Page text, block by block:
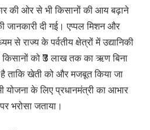
की ओर से भी किसानों की आय बढ़ाने
जानकारी दी गई। एप्पल मिशन और
से राज्य के पर्वतीय क्षेत्रों में उद्यानिकी
किसानों को ₹3 लाख तक का ऋण बिना
ताकि खेती को और मजबूत किया जा
के लिए प्रधानमंत्री का आभार
भरोसा जताया।